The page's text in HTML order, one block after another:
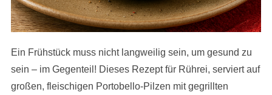
Ein Frühstück muss nicht langweilig sein, um gesund zu
sein – im Gegenteil! Dieses Rezept für Rührei, serviert auf
großen, fleischigen Portobello-Pilzen mit gegrillten